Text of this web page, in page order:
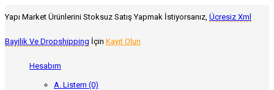
Yapı Market Ürünlerini Stoksuz Satış Yapmak İstiyorsanız, Ücresiz Xml
Bayilik Ve Dropshipping İçin Kayıt Olun
Hesabım
A. Listem (0)